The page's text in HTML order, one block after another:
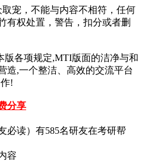
宠，不能与内容不相符，任何
有权处置，警告，扣分或者删
版各项规定,MTI版面的洁净与和
造,一个整洁、高效的交流平台
!
分享
必读） 有585名研友在考研帮
容